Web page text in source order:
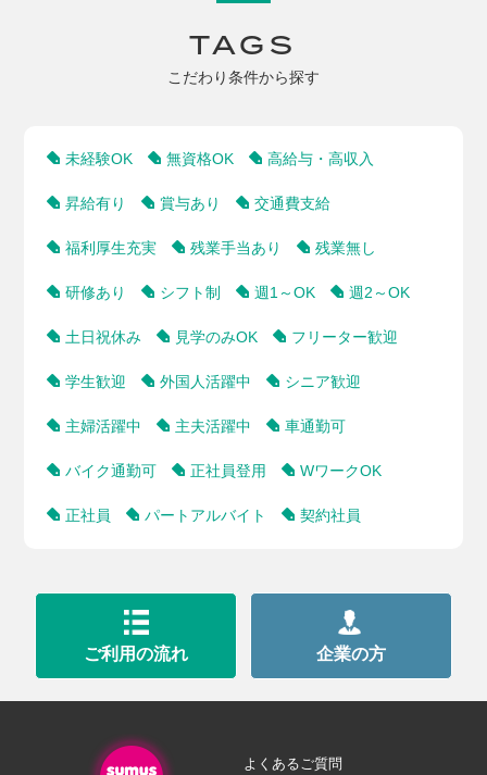
TAGS
こだわり条件から探す
未経験OK 無資格OK 高給与・高収入
昇給有り 賞与あり 交通費支給
福利厚生充実 残業手当あり 残業無し
研修あり シフト制 週1～OK 週2～OK
土日祝休み 見学のみOK フリーター歓迎
学生歓迎 外国人活躍中 シニア歓迎
主婦活躍中 主夫活躍中 車通勤可
バイク通勤可 正社員登用 WワークOK
正社員 パートアルバイト 契約社員
ご利用の流れ 企業の方
よくあるご質問